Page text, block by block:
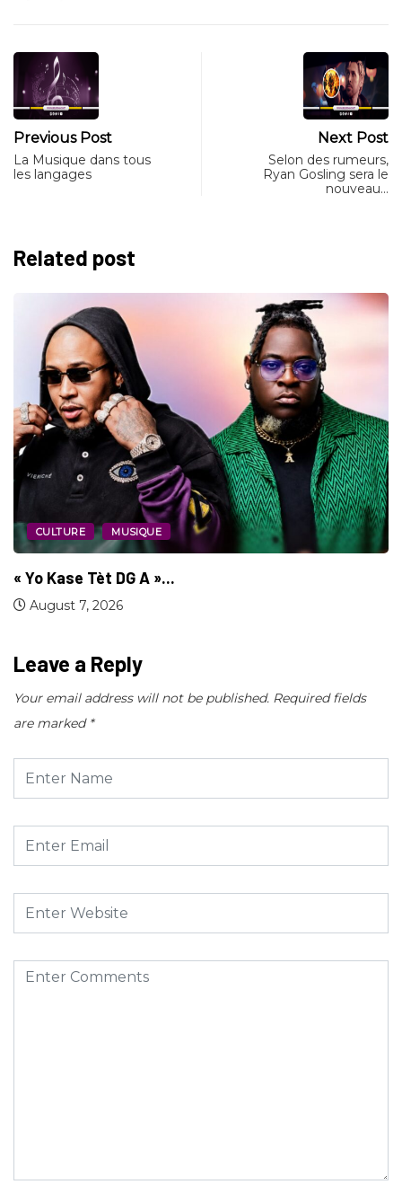
Previous Post
La Musique dans tous
les langages
Next Post
Selon des rumeurs,
Ryan Gosling sera le
nouveau…
Related post
SOCIÉTÉ
Nidger F. Judson Paul récompensé par le...
August 4, 2026
Leave a Reply
Your email address will not be published. Required fields
are marked *